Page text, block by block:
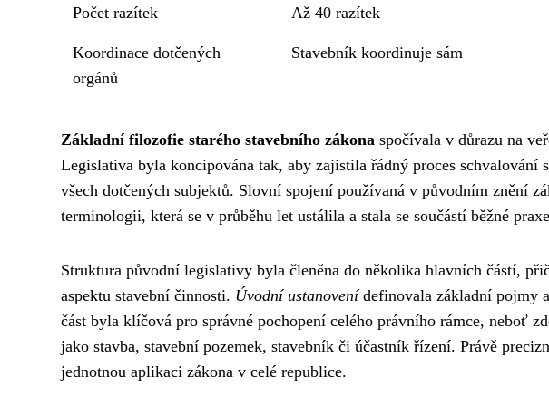
Počet razítek Až 40 razítek
Koordinace dotčených
orgánů
Stavebník koordinuje sám
Základní filozofie starého stavebního zákona spočívala v důrazu na
Legislativa byla koncipována tak, aby zajistila řádný proces schvalování
všech dotčených subjektů. Slovní spojení používaná v původním znění
terminologii, která se v průběhu let ustálila a stala se součástí běžné
Struktura původní legislativy byla členěna do několika hlavních částí,
aspektu stavební činnosti. Úvodní ustanovenídefinovala základní pojmy
část byla klíčová pro správné pochopení celého právního rámce, neboť
jako stavba, stavební pozemek, stavebník či účastník řízení. Právě
jednotnou aplikaci zákona v celé republice.